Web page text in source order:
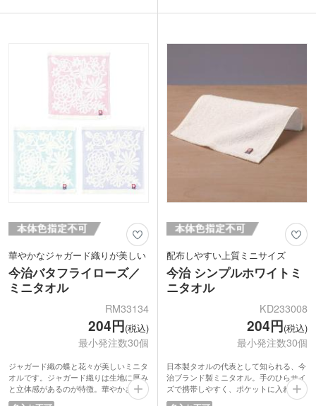
削減した方法で生産され、地球温暖化防
で、外国のお客様への記念品にもおすす
華やかなジャガード織りが美しい
今治バタフライローズ／
ミニタオル
RM33134
204円(税込)
最小発注数30個
ジャガード織の蝶と花々が美しいミニタ
オルです。ジャガード織りは生地に厚み
と立体感があるのが特徴。華やかさと高
級感があり、ノベルティやギフトにぴっ
配布しやすい上質ミニサイズ
今治 シンプルホワイトミ
ニタオル
KD233008
204円(税込)
最小発注数30個
日本製タオルの代表として知られる、今
治ブランド製ミニタオル。手のひらサイ
ズで携帯しやすく、ポケットに入れても
かさばりません。高い吸水力を備えてい